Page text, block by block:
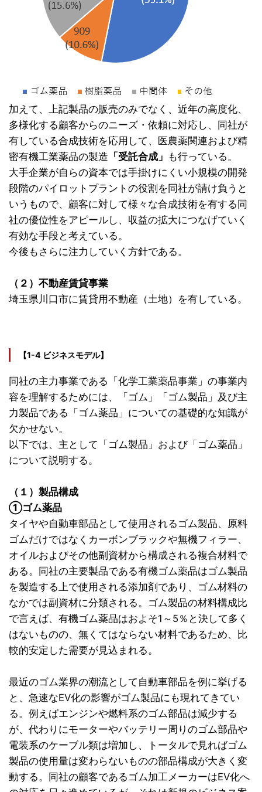
加えて、上記製品の販売のみでなく、近年の高度化、
多様化する顧客からのニーズ・依頼に対応し、同社が
有している合成技術を応用して、医農薬関連および精
密有機工業薬品の製造 「受託合成」 も行っている。
大手企業が自らの資本では手掛けにくい小規模の開発
段階のパイロットプラントの役割を同社が請け負うと
いうもので、顧客に対して様々な合成技術を有する同
社の優位性をアピールし、収益の拡大につなげていく
有効な手段と考えている。
今後もさらに注力していく方針である。
（２）不動産賃貸事業
埼玉県川口市に賃貸用不動産（土地）を有している。
【1-4 ビジネスモデル】
同社の主力事業である「化学工業薬品事業」の事業内
容を理解するためには、「ゴム」「ゴム製品」及び主
力製品である「ゴム薬品」についての基礎的な知識が
欠かせない。
以下では、主として「ゴム製品」および「ゴム薬品」
について説明する。
（１）製品構成
①ゴム薬品
タイヤや自動車部品として使用されるゴム製品、原料
ゴムだけではなくカーボンブラックや無機フィラー、
オイルおよびその他副資材から構成される複合材料で
ある。同社の主要製品である有機ゴム薬品はゴム製品
を製造する上で使用される添加剤であり、ゴム材料の
なかでは副資材に分類される。ゴム製品の材料構成比
で言えば、有機ゴム薬品はおよそ1～5％と決して多く
はないものの、無くてはならない材料であるため、比
較的安定した需要が見込まれる。
最近のゴム業界の潮流として自動車部品を例に挙げる
と、急速なEV化の影響がゴム製品にも現れてきてい
る。例えばエンジンや燃料系のゴム部品は減少する
が、代わりにモーターやバッテリー周りのゴム部品や
電装系のケーブル類は増加し、トータルで見ればゴム
製品の使用量は変わらないものの部品構成が大きく変
動する。同社の顧客であるゴム加工メーカーはEV化へ